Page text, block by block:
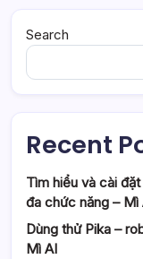
Search
Recent
Tìm hiểu và cài
đa chức năng – Mì
Dùng thử Pika –
Mì AI